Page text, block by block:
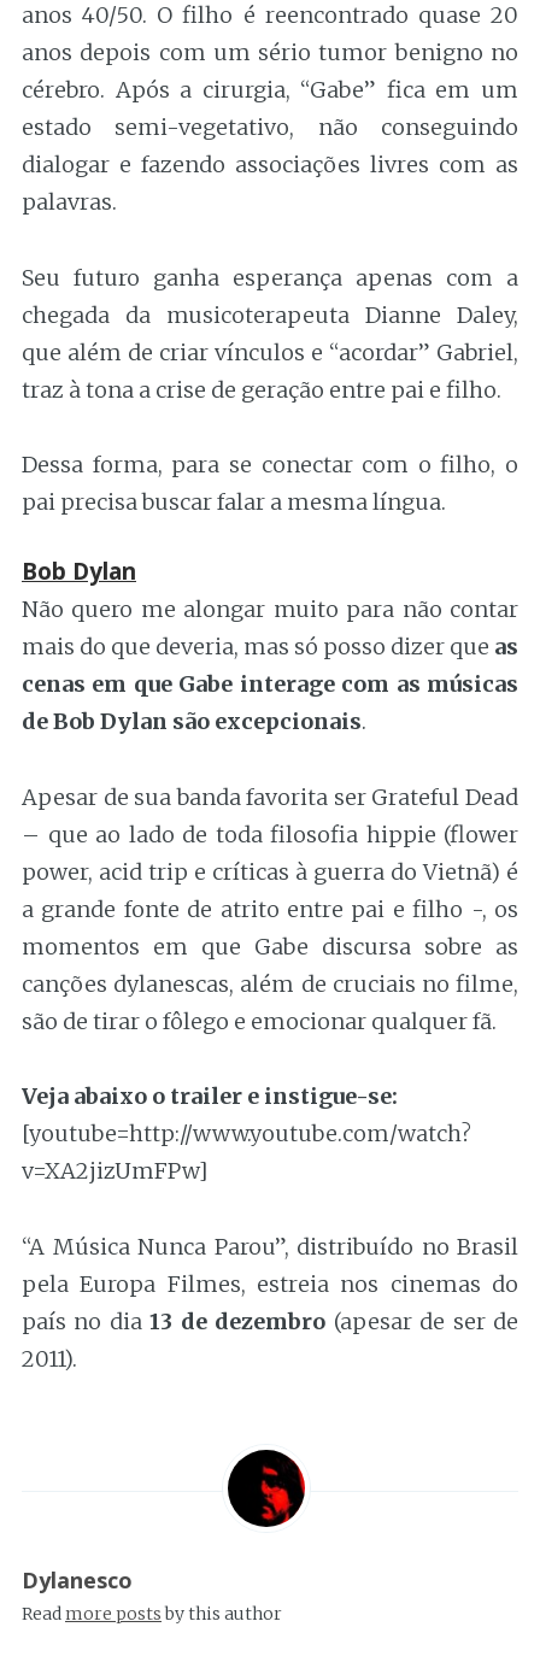
anos 40/50. O filho é reencontrado quase 20
anos depois com um sério tumor benigno no
cérebro. Após a cirurgia, “Gabe” fica em um
estado semi-vegetativo, não conseguindo
dialogar e fazendo associações livres com as
palavras.
Seu futuro ganha esperança apenas com a
chegada da musicoterapeuta Dianne Daley,
que além de criar vínculos e “acordar” Gabriel,
traz à tona a crise de geração entre pai e filho.
Dessa forma, para se conectar com o filho, o
pai precisa buscar falar a mesma língua.
Bob Dylan
Não quero me alongar muito para não contar
mais do que deveria, mas só posso dizer que as
cenas em que Gabe interage com as músicas
de Bob Dylan são excepcionais.
Apesar de sua banda favorita ser Grateful Dead
– que ao lado de toda filosofia hippie (flower
power, acid trip e críticas à guerra do Vietnã) é
a grande fonte de atrito entre pai e filho -, os
momentos em que Gabe discursa sobre as
canções dylanescas, além de cruciais no filme,
são de tirar o fôlego e emocionar qualquer fã.
Veja abaixo o trailer e instigue-se:
[youtube=http://www.youtube.com/watch?
v=XA2jizUmFPw]
“A Música Nunca Parou”, distribuído no Brasil
pela Europa Filmes, estreia nos cinemas do
país no dia13 de dezembro (apesar de ser de
2011).
Dylanesco
Read more postsby this author